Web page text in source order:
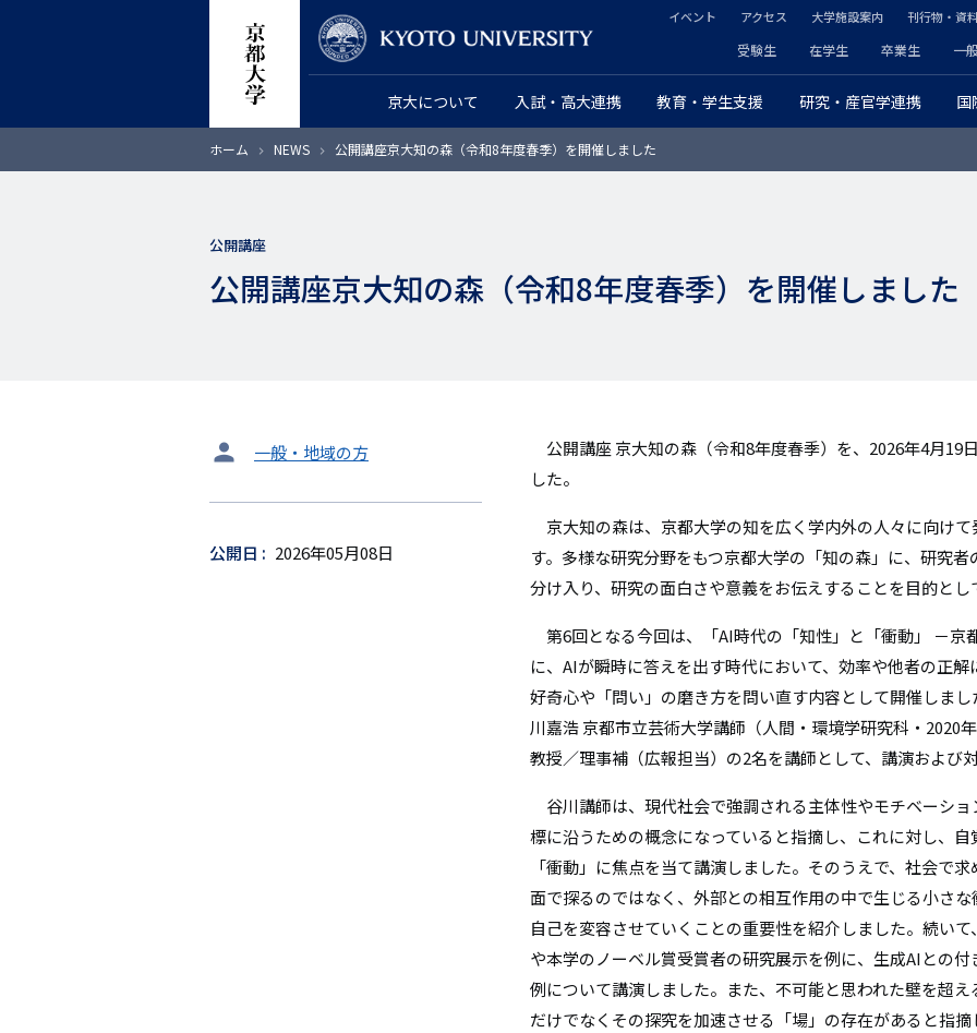
ン
京大について 入試・高大連携 教育・学生支援 研究・産官学連携 国
ヘ
ッ
ダ
ラ
リ
リ
ン
受験生 在学生 卒業生 一
ッ
ダ
ー
カ
ン
ー
ン
ク
イベント アクセス 大学施設案内 刊行物・資
ホーム NEWS 公開講座京大知の森（令和8年度春季）を開催しました
公開講座
公開講座京大知の森（令和8年度春季）を開催しました
タ
ッ
一般・地域の方
公開日 2026年05月08日
公開講座 京大知の森（令和8年度春季）を、2026年4月19
した。
京大知の森は、京都大学の知を広く学内外の人々に向け
す。多様な研究分野をもつ京都大学の「知の森」に、研究
分け入り、研究の面白さや意義をお伝えすることを目的とし
第6回となる今回は、「AI時代の「知性」と「衝動」 －京
に、AIが瞬時に答えを出す時代において、効率や他者の正
好奇心や「問い」の磨き方を問い直す内容として開催しま
川嘉浩 京都市立芸術大学講師（人間・環境学研究科・2020
教授／理事補（広報担当）の2名を講師として、講演および
谷川講師は、現代社会で強調される主体性やモチベーシ
標に沿うための概念になっていると指摘し、これに対し、
「衝動」に焦点を当て講演しました。そのうえで、社会で
面で探るのではなく、外部との相互作用の中で生じる小さ
自己を変容させていくことの重要性を紹介しました。続い
や本学のノーベル賞受賞者の研究展示を例に、生成AIとの
例について講演しました。また、不可能と思われた壁を超
だけでなくその探究を加速させる「場」の存在があると指